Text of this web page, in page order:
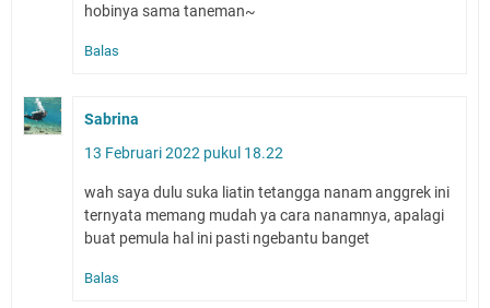
hobinya sama taneman~
Balas
Sabrina
13 Februari 2022 pukul 18.22
wah saya dulu suka liatin tetangga nanam anggrek ini
ternyata memang mudah ya cara nanamnya, apalagi
buat pemula hal ini pasti ngebantu banget
Balas